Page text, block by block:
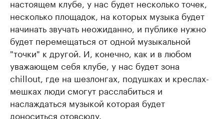
настоящем клубе, у нас будет несколько точек,
несколько площадок, на которых музыка будет
начинать звучать неожиданно, и публике нужно
будет перемещаться от одной музыкальной
"точки" к другой. И, конечно, как и в любом
уважающем себя клубе, у нас будет зона
chillout, где на шезлонгах, подушках и креслах-
мешках люди смогут расслабиться и
наслаждаться музыкой которая будет
доноситься отовсюду.